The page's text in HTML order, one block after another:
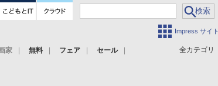
Impress サイト
全カテゴリ
家 無料 フェア セール